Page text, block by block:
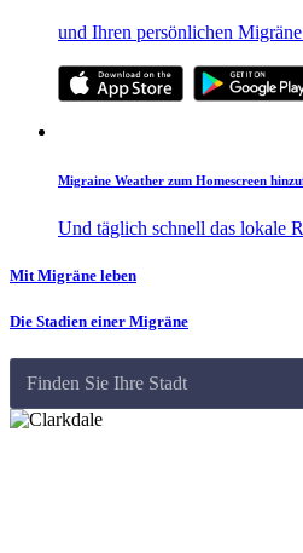
und Ihren persönlichen
Migraine Weather zum Homescreen
Und täglich schnell das lokale
Mit Migräne leben
Die Stadien einer Migräne
Finden Sie Ihre Stadt